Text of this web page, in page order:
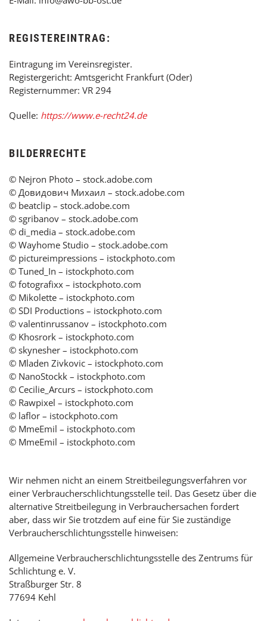
REGISTEREINTRAG:
Eintragung im Vereinsregister.
Registergericht: Amtsgericht Frankfurt (Oder)
Registernummer: VR 294
Quelle: https://www.e-recht24.de
BILDERRECHTE
© Nejron Photo – stock.adobe.com
© Довидович Михаил – stock.adobe.com
© beatclip – stock.adobe.com
© sgribanov – stock.adobe.com
© di_media – stock.adobe.com
© Wayhome Studio – stock.adobe.com
© pictureimpressions – istockphoto.com
© Tuned_In – istockphoto.com
© fotografixx – istockphoto.com
© Mikolette – istockphoto.com
© SDI Productions – istockphoto.com
© valentinrussanov – istockphoto.com
© Khosrork – istockphoto.com
© skynesher – istockphoto.com
© Mladen Zivkovic – istockphoto.com
© NanoStockk – istockphoto.com
© Cecilie_Arcurs – istockphoto.com
© Rawpixel – istockphoto.com
© laflor – istockphoto.com
© MmeEmil – istockphoto.com
© MmeEmil – istockphoto.com
Wir nehmen nicht an einem Streitbeilegungsverfahren vor
einer Verbraucherschlichtungsstelle teil. Das Gesetz über die
alternative Streitbeilegung in Verbrauchersachen fordert
aber, dass wir Sie trotzdem auf eine für Sie zuständige
Verbraucherschlichtungsstelle hinweisen:
Allgemeine Verbraucherschlichtungsstelle des Zentrums für
Schlichtung e. V.
Straßburger Str. 8
77694 Kehl